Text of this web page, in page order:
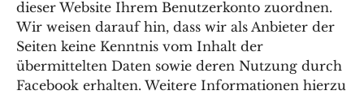
dieser Website Ihrem Benutzerkonto zuordnen.
Wir weisen darauf hin, dass wir als Anbieter der
Seiten keine Kenntnis vom Inhalt der
übermittelten Daten sowie deren Nutzung durch
Facebook erhalten. Weitere Informationen hierzu